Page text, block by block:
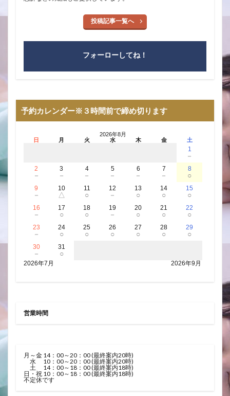
投稿記事一覧へ
フォーローしてね！
予約カレンダー※３時間前で締め切ります
2026年8月
日
月 火 水 木 金 土
1
－
2
－
3
－
4
－
5
－
6
－
7
－
8
○
9
－
10
△
11
○
12
－
13
○
14
○
15
○
16
－
17
○
18
○
19
－
20
○
21
○
22
○
23
－
24
○
25
○
26
○
27
○
28
○
29
○
30
－
31
○
2026年7月 2026年9月
営業時間
月～金 14：00～20：00 (最終案内20時)
水 10：00～20：00 (最終案内20時)
土 14：00～18：00 (最終案内18時)
日・祝 10：00～18：00 (最終案内18時)
不定休です